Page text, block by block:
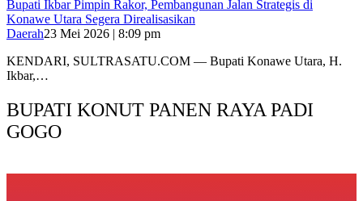
Bupati Ikbar Pimpin Rakor, Pembangunan Jalan Strategis di
Konawe Utara Segera Direalisasikan
Daerah23 Mei 2026 | 8:09 pm
KENDARI, SULTRASATU.COM — Bupati Konawe Utara, H.
Ikbar,…
BUPATI KONUT PANEN RAYA PADI
GOGO